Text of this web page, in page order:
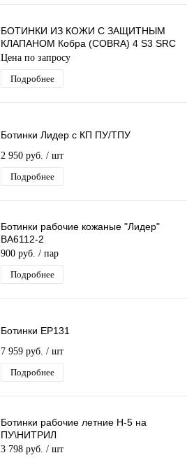
БОТИНКИ ИЗ КОЖИ С ЗАЩИТНЫМ
КЛАПАНОМ Кобра (COBRA) 4 S3 SRC
Цена по запросу
Подробнее
Ботинки Лидер с КП ПУ/ТПУ
2 950 руб. / шт
Подробнее
Ботинки рабочие кожаные "Лидер"
ВА6112-2
900 руб. / пар
Подробнее
Ботинки EP131
7 959 руб. / шт
Подробнее
Ботинки рабочие летние Н-5 на
ПУ\НИТРИЛ
3 798 руб. / шт